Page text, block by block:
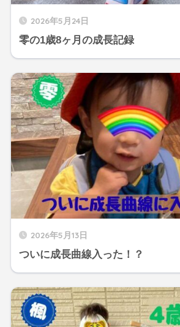
2026年5月24日
零の1歳8ヶ月の成長記録
2026年5月13日
ついに成長曲線入った！？